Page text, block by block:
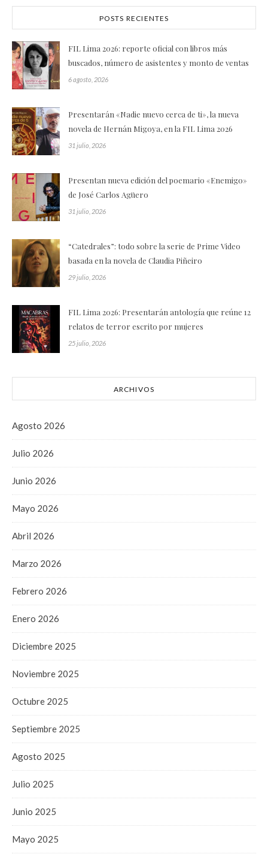
POSTS RECIENTES
FIL Lima 2026: reporte oficial con libros más
buscados, número de asistentes y monto de ventas
6 agosto, 2026
Presentarán «Nadie nuevo cerca de ti», la nueva
novela de Hernán Migoya, en la FIL Lima 2026
31 julio, 2026
Presentan nueva edición del poemario «Enemigo»
de José Carlos Agüero
31 julio, 2026
“Catedrales”: todo sobre la serie de Prime Video
basada en la novela de Claudia Piñeiro
29 julio, 2026
FIL Lima 2026: Presentarán antología que reúne 12
relatos de terror escrito por mujeres
25 julio, 2026
ARCHIVOS
Agosto 2026
Julio 2026
Junio 2026
Mayo 2026
Abril 2026
Marzo 2026
Febrero 2026
Enero 2026
Diciembre 2025
Noviembre 2025
Octubre 2025
Septiembre 2025
Agosto 2025
Julio 2025
Junio 2025
Mayo 2025